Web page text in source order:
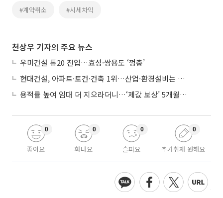
#계약취소 #시세차익
천상우 기자의 주요 뉴스
우미건설 톱20 진입…효성·쌍용도 ‘껑충’
현대건설, 아파트·토건·건축 1위…산업·환경설비는 삼성E&A
용적률 높여 임대 더 지으라더니…‘제값 보상’ 5개월째 국회에 발목
좋아요
0
화나요
0
슬퍼요
0
추가취재 원해요
0